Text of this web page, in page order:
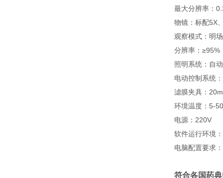
最大分辨率：
物镜：标配5X
观察模式：明场
分辨率：≥95%
照明系统：自动
电动控制系统：
滤膜夹具：
环境温度： 5-50
电源： 220V
软件运行环境：
电脑配置要求：
符合各国药